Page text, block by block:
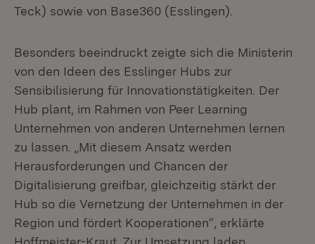
Teck) sowie von Base360 (Esslingen).
Besonders beeindruckt zeigte sich die Ministerin
von den Ideen des Esslinger Hubs zur
Sensibilisierung für Innovationstätigkeiten. Der
Hub plant, im Rahmen von Peer Learning
Unternehmen von anderen Unternehmen lernen
zu lassen. „Mit diesem Ansatz werden
Herausforderungen und Chancen der
Digitalisierung greifbar, gleichzeitig stärkt der
Hub so die Vernetzung der Unternehmen in der
Region und fördert Kooperationen“, erklärte